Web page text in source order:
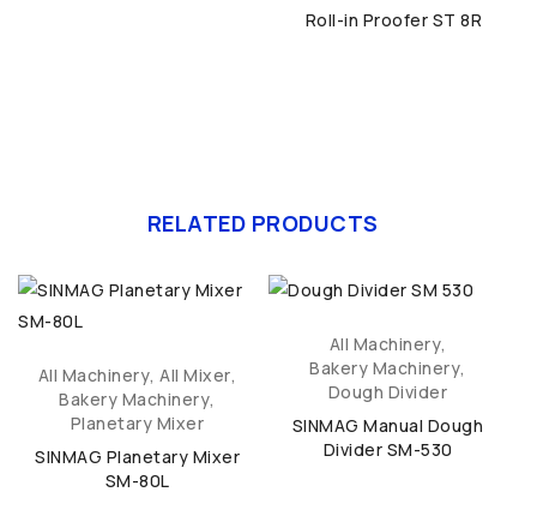
Roll-in Proofer ST 8R
RELATED PRODUCTS
All Machinery,All Mixer,
Bakery Machinery,
Planetary Mixer
SINMAG Planetary Mixer
SM-80L
All Machinery,
Bakery Machinery,
Dough Divider
SINMAG Manual Dough
Divider SM-530